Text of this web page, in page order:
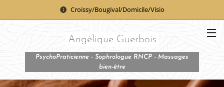
Croissy/Bougival/Domicile/Visio
Angélique Guerbois
PsychoPraticienne - Sophrologue RNCP - Massages
bien-être